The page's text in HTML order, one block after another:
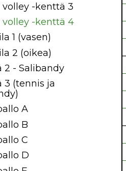
volley -kenttä 3
volley -kenttä 4
1 (vasen)
2 (oikea)
2 - Salibandy
3 (tennis ja
A
B
C
D